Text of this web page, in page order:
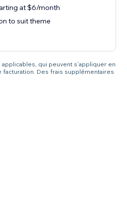
at $6/month
to suit theme
applicables, qui peuvent s’appliquer en
Des frais supplémentaires